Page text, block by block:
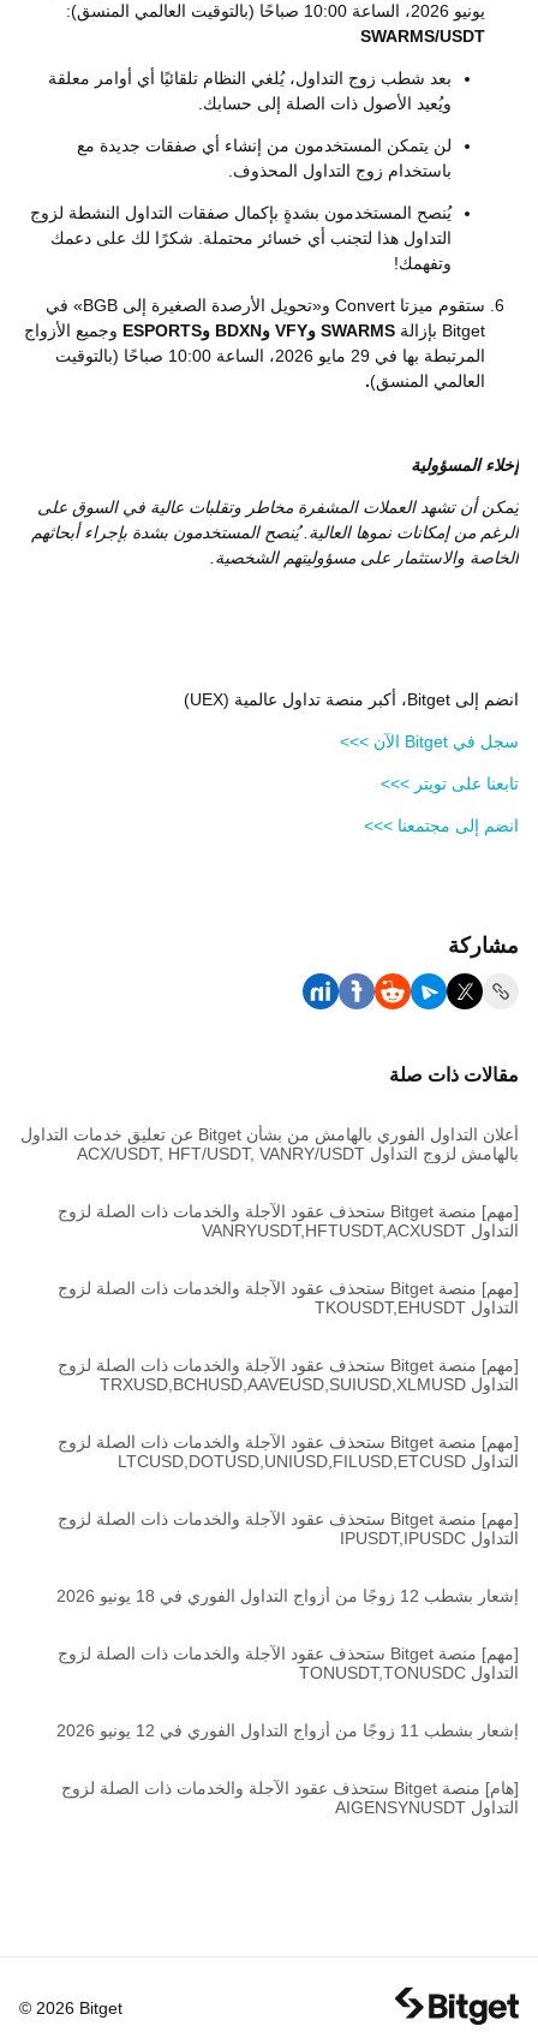
يونيو 2026، الساعة 10:00 صباحًا (بالتوقيت العالمي المنسق):
SWARMS/USDT
بعد شطب زوج التداول، يُلغي النظام تلقائيًا أي أوامر معلقة
ويُعيد الأصول ذات الصلة إلى حسابك.
لن يتمكن المستخدمون من إنشاء أي صفقات جديدة مع
باستخدام زوج التداول المحذوف.
يُنصح المستخدمون بشدةٍ بإكمال صفقات التداول النشطة لزوج
التداول هذا لتجنب أي خسائر محتملة. شكرًا لك على دعمك
وتفهمك!
ستقوم ميزتا Convert و«تحويل الأرصدة الصغيرة إلى BGB» في
Bitget بإزالة
SWARMS وVFY وBDXN وESPORTS
وجميع الأزواج
المرتبطة بها في 29 مايو 2026، الساعة 10:00 صباحًا (بالتوقيت
العالمي المنسق).
إخلاء المسؤولية
يُمكن أن تشهد العملات المشفرة مخاطر وتقلبات عالية في السوق على
الرغم من إمكانات نموها العالية. يُنصح المستخدمون بشدة بإجراء أبحاثهم
الخاصة والاستثمار على مسؤوليتهم الشخصية.
انضم إلى Bitget، أكبر منصة تداول عالمية (UEX)
سجل في Bitget الآن >>>
تابعنا على تويتر >>>
انضم إلى مجتمعنا >>>
مشاركة
مقالات ذات صلة
أعلان التداول الفوري بالهامش من بشأن Bitget عن تعليق خدمات التداول
بالهامش لزوج التداول ACX/USDT, HFT/USDT, VANRY/USDT
[مهم] منصة Bitget ستحذف عقود الآجلة والخدمات ذات الصلة لزوج
التداول VANRYUSDT,HFTUSDT,ACXUSDT
[مهم] منصة Bitget ستحذف عقود الآجلة والخدمات ذات الصلة لزوج
التداول TKOUSDT,EHUSDT
[مهم] منصة Bitget ستحذف عقود الآجلة والخدمات ذات الصلة لزوج
التداول TRXUSD,BCHUSD,AAVEUSD,SUIUSD,XLMUSD
[مهم] منصة Bitget ستحذف عقود الآجلة والخدمات ذات الصلة لزوج
التداول LTCUSD,DOTUSD,UNIUSD,FILUSD,ETCUSD
[مهم] منصة Bitget ستحذف عقود الآجلة والخدمات ذات الصلة لزوج
التداول IPUSDT,IPUSDC
إشعار بشطب 12 زوجًا من أزواج التداول الفوري في 18 يونيو 2026
[مهم] منصة Bitget ستحذف عقود الآجلة والخدمات ذات الصلة لزوج
التداول TONUSDT,TONUSDC
إشعار بشطب 11 زوجًا من أزواج التداول الفوري في 12 يونيو 2026
[هام] منصة Bitget ستحذف عقود الآجلة والخدمات ذات الصلة لزوج
التداول AIGENSYNUSDT
© 2026 Bitget